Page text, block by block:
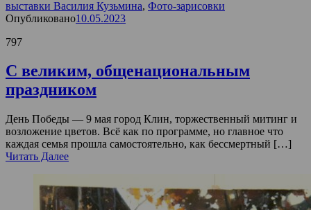
выставки Василия Кузьмина, Фото-зарисовки
Опубликовано10.05.2023
797
С великим, общенациональным
праздником
День Победы — 9 мая город Клин, торжественный митинг и
возложение цветов. Всё как по программе, но главное что
каждая семья прошла самостоятельно, как бессмертный […]
Читать Далее